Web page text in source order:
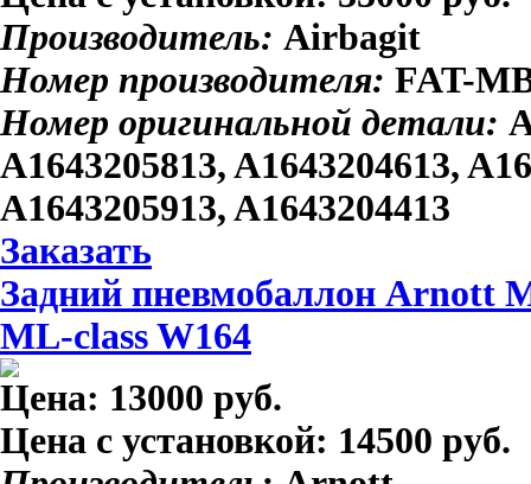
Производитель: Airbagit
Номер производителя: FAT-
Номер оригинальной детали:
A1643205813, A1643204613,
A1643205913, A1643204413
Заказать
Задний пневмобаллон Arnott
ML-class W164
Цена: 13000 руб.
Цена с установкой: 14500 руб.